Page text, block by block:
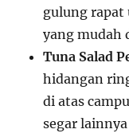
gulung
yang mudah
Tuna Salad
hidangan
di atas
segar